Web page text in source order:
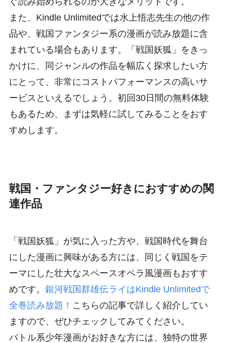
また、Kindle Unlimitedでは水上悟志先生の他の作
品や、戦国ファンタジー系の漫画が読み放題に含
まれている場合もあります。「戦国妖狐」をきっ
かけに、同ジャンルの作品を幅広く探求したい方
にとって、非常にコストパフォーマンスの高いサ
ービスといえるでしょう。初回30日間の無料体験
もあるため、まずは気軽に試してみることをおす
すめします。
戦国・ファンタジー好きにおすすめの関
連作品
「戦国妖狐」が気に入った方や、戦国時代を舞台
にした漫画に興味がある方には、同じく戦国をテ
ーマにした壮大なスペースオペラ風漫画もおすす
めです。 銀河戦国群雄伝ライはKindle Unlimitedで
全巻読み放題！ こちらの記事で詳しく紹介してい
ますので、ぜひチェックしてみてください。
バトル系少年漫画がお好きな方には、独特の世界